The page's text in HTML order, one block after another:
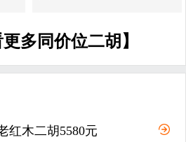
更多同价位二胡】
红木二胡5580元